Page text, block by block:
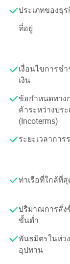
ยกน้ำหนักขอ
รัศมีการทำ
ความสูงในก
ช่วงตัวค้ำ (
โหมดการทำ
รูปภาพแบบละเอียด
สูงเสมอ
บริษัทมีผลิตภัณฑ์
ด้วยสี่กลุ่มผลิต
บรรทุกขยะ , กา
บรรทุกดูดฯลฯ ;
, รถขนย้ายที่มีอ
ฯลฯซีรีส์สนับสนุน
น้ำรถยนต์ตั้งแค
เพียงให้บริการใ
เนื่องให้กับโลกแ
ยูเรเซียแอฟริกา
บริษัทได้ผ่านการ
9001-3, ISO
OHSAS18001
Management,
National Military
Certification
พลังงานและกา
รับรองการยกเว้
วิศวกรเครื่องกล
ประเภทของธุร
ที่อยู่
เงื่อนไขการชำ
เงิน
ข้อกำหนดทาง
ค้าระหว่างประ
(Incoterms)
ระยะเวลาการ
ท่าเรือที่ใกล้ที่สุ
ปริมาณการสั่ง
ขั้นต่ำ
พันธมิตรในห่ว
อุปทาน